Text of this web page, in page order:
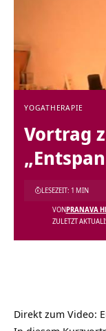
YOGATHERAPIE
Vortrag
ZULETZT
VONPRANAVA
LESEZEIT: 1 MIN
Direkt zum Video: